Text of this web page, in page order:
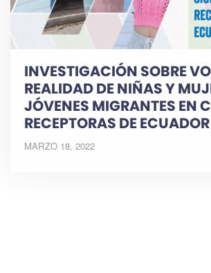
INVESTIGACIÓN SOBRE
REALIDAD DE NIÑAS Y
JÓVENES MIGRANTES EN
RECEPTORAS DE ECUADOR
MARZO 18, 2022